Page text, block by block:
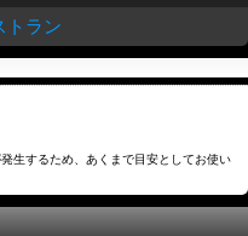
ラン
生するため、あくまで目安としてお使い